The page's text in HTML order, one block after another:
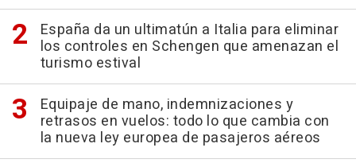
España da un ultimatún a Italia para eliminar
los controles en Schengen que amenazan el
turismo estival
Equipaje de mano, indemnizaciones y
retrasos en vuelos: todo lo que cambia con
la nueva ley europea de pasajeros aéreos